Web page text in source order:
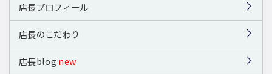
店長プロフィール
店長のこだわり
店長blog new